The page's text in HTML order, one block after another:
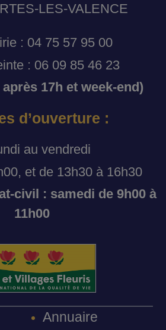
LES-VALENCE
: 04 75 57 95 00
: 06 09 85 46 23
17h et week-end)
d’ouverture :
au vendredi
et de 13h30 à 16h30
civil : samedi de 9h00 à
11h00
Annuaire